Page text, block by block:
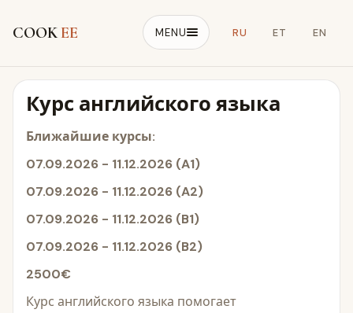
COOK EE MENU RU ET EN
Курс английского языка
Ближайшие курсы:
07.09.2026 - 11.12.2026 (A1)
07.09.2026 - 11.12.2026 (A2)
07.09.2026 - 11.12.2026 (B1)
07.09.2026 - 11.12.2026 (B2)
2500€
Курс английского языка помогает